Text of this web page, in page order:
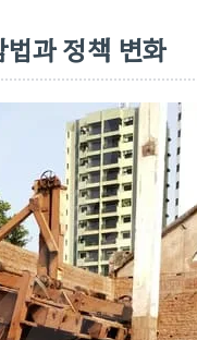
과 정책 변화